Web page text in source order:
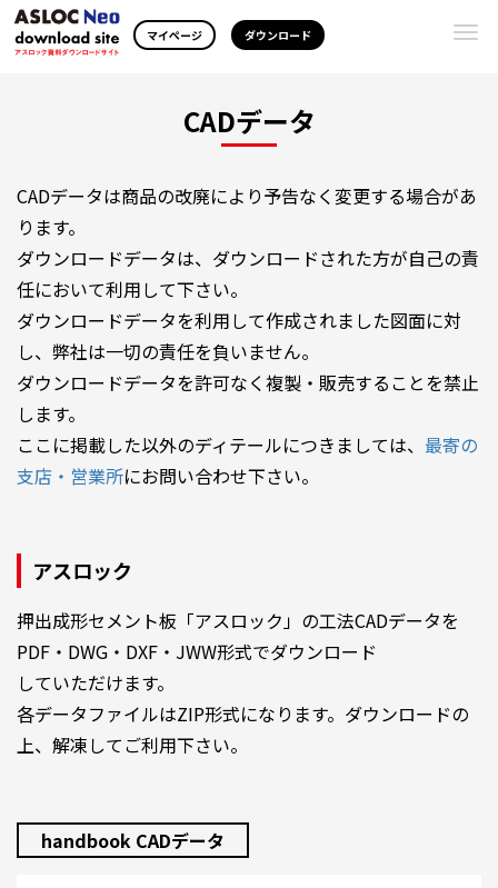
マイページ ダウンロード
CADデータ
CADデータは商品の改廃により予告なく変更する場合があ
ります。
ダウンロードデータは、ダウンロードされた方が自己の責
任において利用して下さい。
ダウンロードデータを利用して作成されました図面に対
し、弊社は一切の責任を負いません。
ダウンロードデータを許可なく複製・販売することを禁止
します。
ここに掲載した以外のディテールにつきましては、 最寄の
支店・営業所にお問い合わせ下さい。
アスロック
押出成形セメント板「アスロック」の工法CADデータを
PDF・DWG・DXF・JWW形式でダウンロード
していただけます。
各データファイルはZIP形式になります。ダウンロードの
上、解凍してご利用下さい。
handbook CADデータ